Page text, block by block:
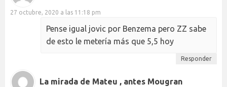
27 octubre, 2020 a las 11:18 pm
Pense igual jovic por Benzema pero ZZ sabe
de esto le metería más que 5,5 hoy
Responder
La mirada de Mateu , antes Mougran